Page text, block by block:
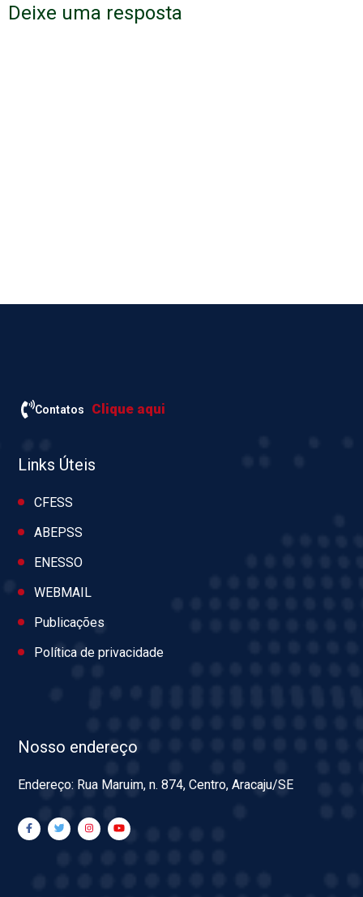
Deixe uma resposta
Contatos Clique aqui
Links Úteis
CFESS
ABEPSS
ENESSO
WEBMAIL
Publicações
Política de privacidade
Nosso endereço
Endereço: Rua Maruim, n. 874, Centro, Aracaju/SE